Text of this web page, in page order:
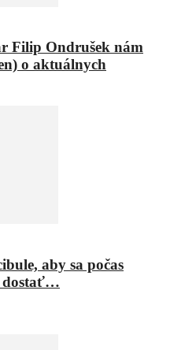
Filip Ondrušek nám
o aktuálnych
aby sa počas
dostať…